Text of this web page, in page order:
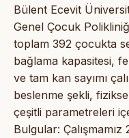
Bülent Ecevit
Genel Çocuk
toplam 392 çocukta
bağlama kapasitesi,
ve tam kan sayımı
beslenme şekli,
çeşitli parametreleri
Bulgular: